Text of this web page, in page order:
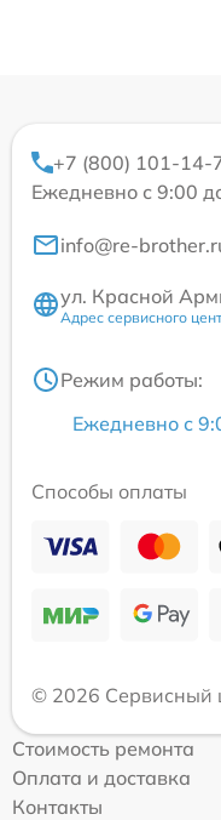
+7 (800) 101-14-
Ежедневно с 9:00
info@re-
ул. Красной
Адрес сервисного
Режим работы:
Ежедневно с
Способы оплаты
© 2026 Сервисный
Стоимость ремонта
Оплата и доставка
Контакты